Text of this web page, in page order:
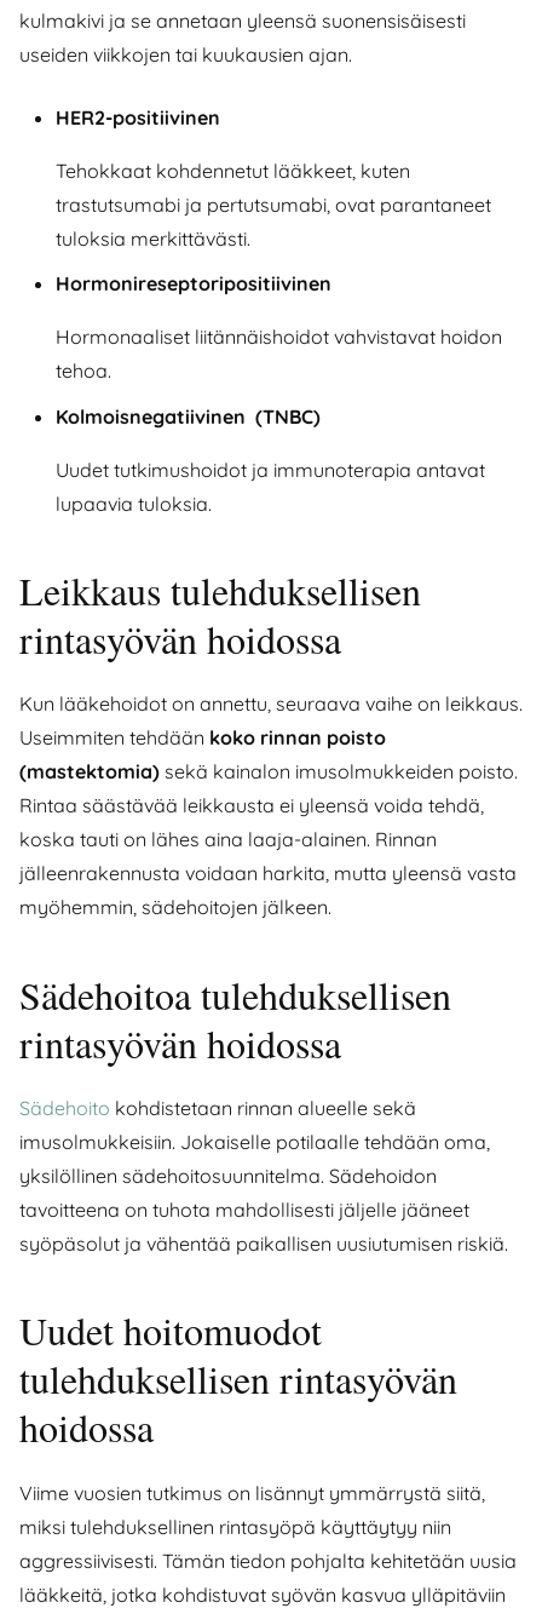
kulmakivi ja se annetaan yleensä suonensisäisesti
useiden viikkojen tai kuukausien ajan.
HER2-positiivinen
Tehokkaat kohdennetut lääkkeet, kuten
trastutsumabi ja pertutsumabi, ovat parantaneet
tuloksia merkittävästi.
Hormonireseptoripositiivinen
Hormonaaliset liitännäishoidot vahvistavat hoidon
tehoa.
Kolmoisnegatiivinen (TNBC)
Uudet tutkimushoidot ja immunoterapia antavat
lupaavia tuloksia.
Leikkaus tulehduksellisen
rintasyövän hoidossa
Kun lääkehoidot on annettu, seuraava vaihe on leikkaus.
Useimmiten tehdään koko rinnan poisto
(mastektomia) sekä kainalon imusolmukkeiden poisto.
Rintaa säästävää leikkausta ei yleensä voida tehdä,
koska tauti on lähes aina laaja-alainen. Rinnan
jälleenrakennusta voidaan harkita, mutta yleensä vasta
myöhemmin, sädehoitojen jälkeen.
Sädehoitoa tulehduksellisen
rintasyövän hoidossa
Sädehoito kohdistetaan rinnan alueelle sekä
imusolmukkeisiin. Jokaiselle potilaalle tehdään oma,
yksilöllinen sädehoitosuunnitelma. Sädehoidon
tavoitteena on tuhota mahdollisesti jäljelle jääneet
syöpäsolut ja vähentää paikallisen uusiutumisen riskiä.
Uudet hoitomuodot
tulehduksellisen rintasyövän
hoidossa
Viime vuosien tutkimus on lisännyt ymmärrystä siitä,
miksi tulehduksellinen rintasyöpä käyttäytyy niin
aggressiivisesti. Tämän tiedon pohjalta kehitetään uusia
lääkkeitä, jotka kohdistuvat syövän kasvua ylläpitäviin